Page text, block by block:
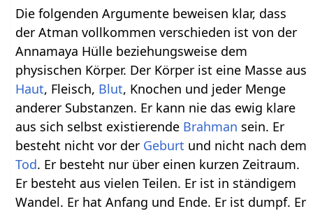
Die folgenden Argumente beweisen klar, dass
der Atman vollkommen verschieden ist von der
Annamaya Hülle beziehungsweise dem
physischen Körper. Der Körper ist eine Masse aus
Haut, Fleisch, Blut, Knochen und jeder Menge
anderer Substanzen. Er kann nie das ewig klare
aus sich selbst existierende Brahman sein. Er
besteht nicht vor der Geburt und nicht nach dem
Tod. Er besteht nur über einen kurzen Zeitraum.
Er besteht aus vielen Teilen. Er ist in ständigem
Wandel. Er hat Anfang und Ende. Er ist dumpf. Er